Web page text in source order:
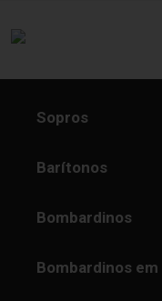
Sopros
Barítonos
Bombardinos
Bombardinos em